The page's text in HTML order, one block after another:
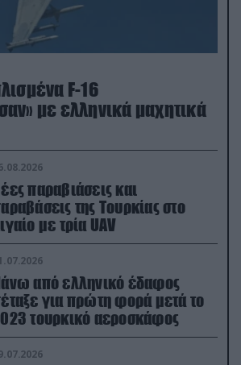
F-16
με ελληνικά μαχητικά
παραβιάσεις και
της Τουρκίας στο
με τρία UAV
από ελληνικό έδαφος
για πρώτη φορά μετά το
τουρκικό αεροσκάφος